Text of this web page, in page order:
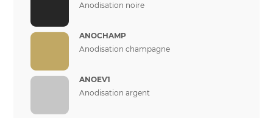
Anodisation noire
ANOCHAMP
Anodisation champagne
ANOEV1
Anodisation argent